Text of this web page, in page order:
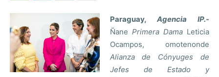
Paraguay, Agencia IP.-
Ñane Primera DamaLeticia
Ocampos, omotenonde
Alianza de Cónyuges de
Jefes de Estado y